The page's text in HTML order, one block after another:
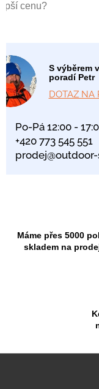
cenu?
S výběrem
poradí Petr
DOTAZ NA
Po-Pá 12:00 -
+420 773 545 551
prodej@outdoor-
Máme přes 5000
skladem na